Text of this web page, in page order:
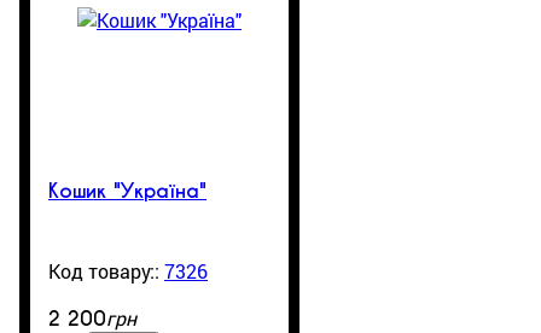
Кошик "Україна"
7326
2 200грн